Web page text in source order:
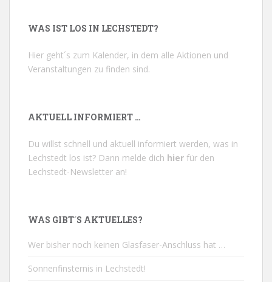
WAS IST LOS IN LECHSTEDT?
Hier geht´s zum Kalender, in dem alle Aktionen und
Veranstaltungen zu finden sind.
AKTUELL INFORMIERT …
Du willst schnell und aktuell informiert werden, was in
Lechstedt los ist? Dann melde dich hier für den
Lechstedt-Newsletter an!
WAS GIBT´S AKTUELLES?
Wer bisher noch keinen Glasfaser-Anschluss hat …
Sonnenfinsternis in Lechstedt!